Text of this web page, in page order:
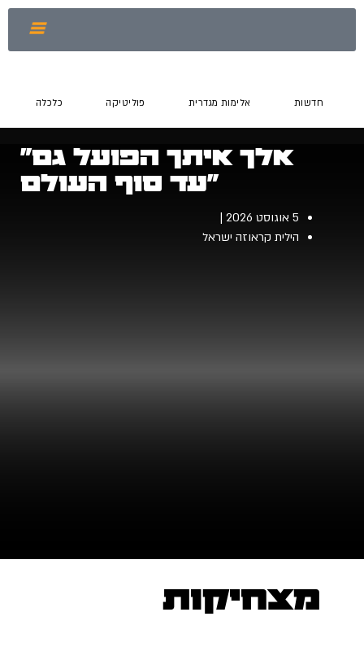
חדשות אלימות מגדרית פוליטיקה כלכלה
"אלך איתך הפועל גם
עד סוף העולם"
5 אוגוסט 2026
הילית קראוזה ישראל
מצחיקות